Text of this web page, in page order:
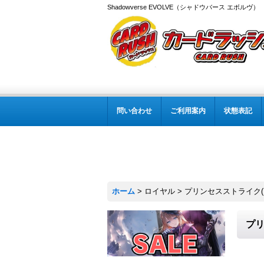
Shadowverse EVOLVE（シャドウバース エボルヴ
問い合わせ ご利用案内 状態表記
ホーム > ロイヤル > プリンセスストライ
プ